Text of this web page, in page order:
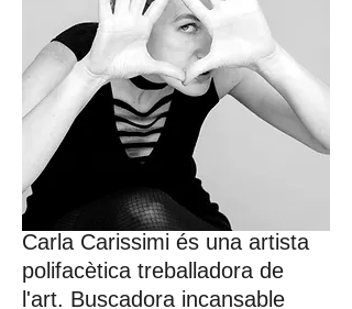
Carla Carissimi és una artista
polifacètica treballadora de
l'art. Buscadora incansable